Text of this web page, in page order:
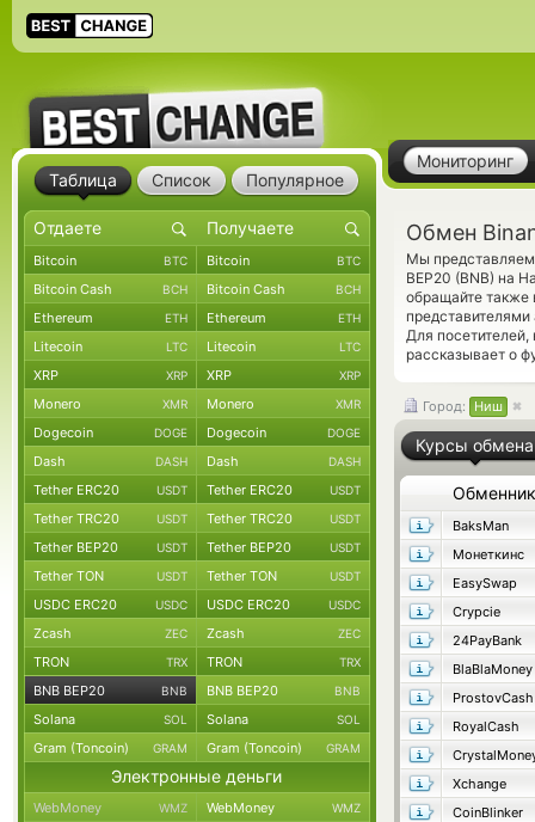
Мониторинг
Обмен
Мы представляем
BEP20 (BNB) на
обращайте также
Для
рассказывает о
Город: Ниш
Курсы обмена
Обменник
BaksMan
Монеткинс
EasySwap
Crypcie
24PayBank
BlaBlaMoney
ProstovCash
RoyalCash
Xchange
CoinBlinker
Таблица Список Популярное
Bitcoin BTC Bitcoin BTC
Bitcoin Cash BCH Bitcoin Cash BCH
Ethereum ETH Ethereum ETH
Litecoin LTC Litecoin LTC
XRP XRP XRP XRP
Monero XMR Monero XMR
Dogecoin DOGE Dogecoin DOGE
Dash DASH Dash DASH
Tether ERC20 USDT Tether ERC20 USDT
Tether TRC20 USDT Tether TRC20 USDT
Tether BEP20 USDT Tether BEP20 USDT
Tether TON USDT Tether TON USDT
USDC ERC20 USDC USDC ERC20 USDC
Zcash ZEC Zcash ZEC
TRON TRX TRON TRX
BNB BEP20 BNB BNB BEP20 BNB
Solana SOL Solana SOL
Gram (Toncoin) GRAM Gram (Toncoin) GRAM
Электронные деньги
WebMoney WMZ WebMoney WMZ